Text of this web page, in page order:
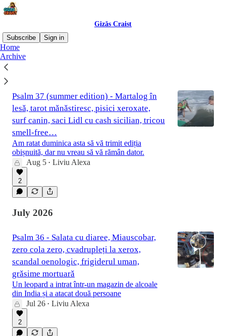
Gizǎs Craist
Subscribe
Sign in
Home
Archive
Psalm 37 (summer edition) - Martalog în
lesǎ, tarot mǎnǎstiresc, pisici xeroxate,
surf canin, saci Lidl cu cash sicilian, tricou
smell-free…
Am ratat duminica asta să vă trimit ediția
obișnuită, dar nu vreau să vă rămân dator.
Aug 5 • Liviu Alexa
2
July 2026
Psalm 36 - Salata cu diaree, Miauscobar,
zero cola zero, cvadrupleți la xerox,
scandal oenologic, frigiderul uman,
grǎsime mortuarǎ
Un leopard a intrat într-un magazin de alcoale
din India și a atacat două persoane
Jul 26 • Liviu Alexa
2